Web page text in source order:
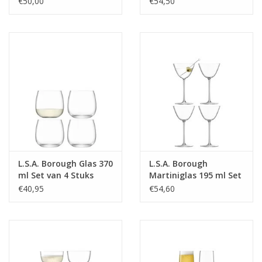
L.S.A. Borough Glas 370
ml Set van 4 Stuks
€40,95
L.S.A. Borough
Martiniglas 195 ml Set
van 4 Stuks
€54,60